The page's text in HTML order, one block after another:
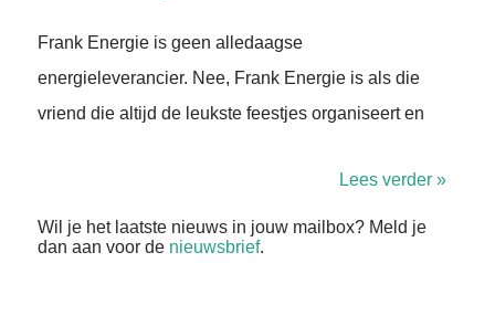
Frank Energie is geen alledaagse
energieleverancier. Nee, Frank Energie is als die
vriend die altijd de leukste feestjes organiseert en
Lees verder »
Wil je het laatste nieuws in jouw mailbox? Meld je
dan aan voor de nieuwsbrief.